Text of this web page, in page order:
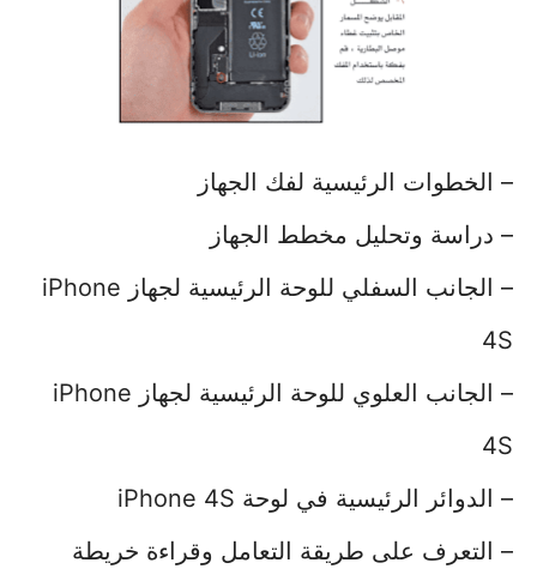
– الخطوات الرئيسية لفك الجهاز
– دراسة وتحليل مخطط الجهاز
– الجانب السفلي للوحة الرئيسية لجهاز iPhone
4S
– الجانب العلوي للوحة الرئيسية لجهاز iPhone
4S
– الدوائر الرئيسية في لوحة iPhone 4S
– التعرف على طريقة التعامل وقراءة خريطة